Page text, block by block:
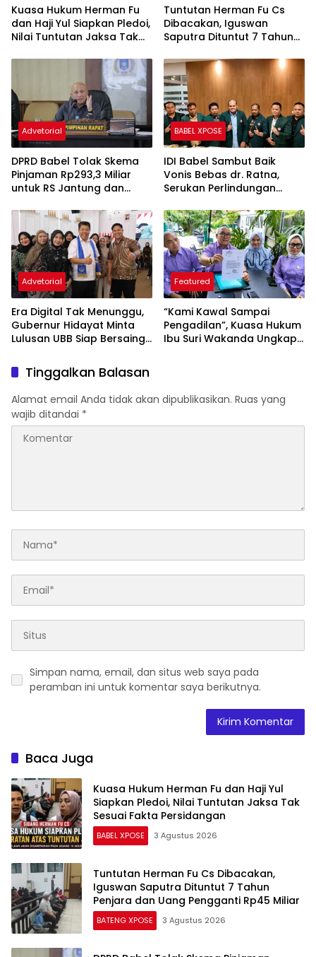
Kuasa Hukum Herman Fu
dan Haji Yul Siapkan Pledoi,
Nilai Tuntutan Jaksa Tak
Tuntutan Herman Fu Cs
Dibacakan, Iguswan
Saputra Dituntut 7 Tahun
Pengganti Rp45 Miliar
Advetorial
DPRD Babel Tolak Skema
Pinjaman Rp293,3 Miliar
untuk RS Jantung dan
Kejar Royalti Timah
BABEL XPOSE
IDI Babel Sambut Baik
Vonis Bebas dr. Ratna,
Serukan Perlindungan
Tenaga Kesehatan
Advetorial
Era Digital Tak Menunggu,
Gubernur Hidayat Minta
Lulusan UBB Siap Bersaing
Featured
“Kami Kawal Sampai
Pengadilan”, Kuasa Hukum
Ibu Suri Wakanda Ungkap
Tinggalkan Balasan
Alamat email Anda tidak akan dipublikasikan. Ruas yang
wajib ditandai *
Simpan nama, email, dan situs web saya pada
peramban ini untuk komentar saya berikutnya.
Baca Juga
Kuasa Hukum Herman Fu dan Haji Yul
Siapkan Pledoi, Nilai Tuntutan Jaksa Tak
Sesuai Fakta Persidangan
BABEL XPOSE 3 Agustus 2026
Tuntutan Herman Fu Cs Dibacakan,
Iguswan Saputra Dituntut 7 Tahun
Penjara dan Uang Pengganti Rp45 Miliar
BATENG XPOSE 3 Agustus 2026